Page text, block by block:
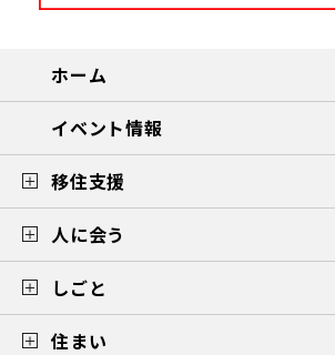
ホーム
イベント情報
移住支援
人に会う
しごと
住まい